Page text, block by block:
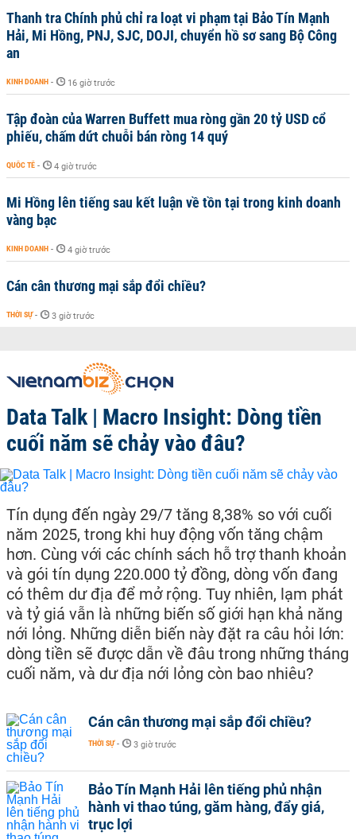
Thanh tra Chính phủ chỉ ra loạt vi phạm tại Bảo Tín Mạnh
Hải, Mi Hồng, PNJ, SJC, DOJI, chuyển hồ sơ sang Bộ Công
an
KINH DOANH - 16 giờ trước
Tập đoàn của Warren Buffett mua ròng gần 20 tỷ USD cổ
phiếu, chấm dứt chuỗi bán ròng 14 quý
QUỐC TẾ - 4 giờ trước
Mi Hồng lên tiếng sau kết luận về tồn tại trong kinh doanh
vàng bạc
KINH DOANH - 4 giờ trước
Cán cân thương mại sắp đổi chiều?
THỜI SỰ - 3 giờ trước
Data Talk | Macro Insight: Dòng tiền
cuối năm sẽ chảy vào đâu?
Tín dụng đến ngày 29/7 tăng 8,38% so với cuối
năm 2025, trong khi huy động vốn tăng chậm
hơn. Cùng với các chính sách hỗ trợ thanh khoản
và gói tín dụng 220.000 tỷ đồng, dòng vốn đang
có thêm dư địa để mở rộng. Tuy nhiên, lạm phát
và tỷ giá vẫn là những biến số giới hạn khả năng
nới lỏng. Những diễn biến này đặt ra câu hỏi lớn:
dòng tiền sẽ được dẫn về đâu trong những tháng
cuối năm, và dư địa nới lỏng còn bao nhiêu?
Cán cân thương mại sắp đổi chiều?
THỜI SỰ - 3 giờ trước
Bảo Tín Mạnh Hải lên tiếng phủ nhận
hành vi thao túng, găm hàng, đẩy giá,
trục lợi